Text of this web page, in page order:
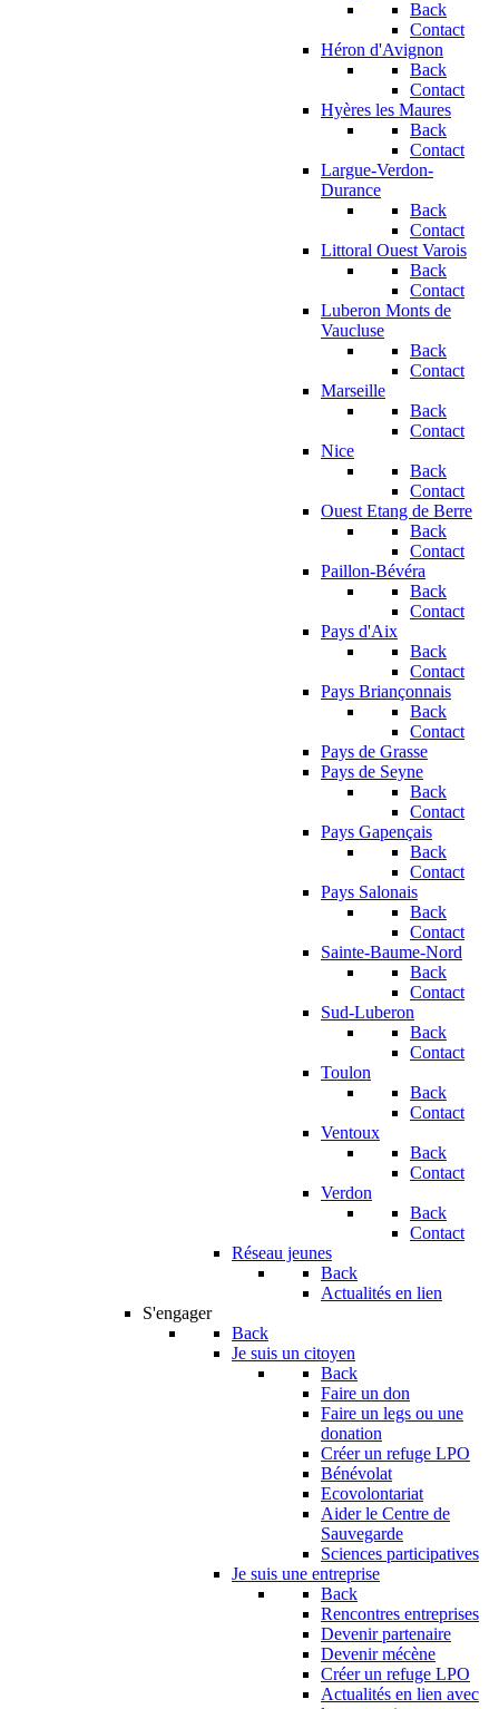
Back
Contact
Héron d'Avignon
Back
Contact
Hyères les Maures
Back
Contact
Largue-Verdon-
Durance
Back
Contact
Littoral Ouest Varois
Back
Contact
Luberon Monts de
Vaucluse
Back
Contact
Marseille
Back
Contact
Nice
Back
Contact
Ouest Etang de Berre
Back
Contact
Paillon-Bévéra
Back
Contact
Pays d'Aix
Back
Contact
Pays Briançonnais
Back
Contact
Pays de Grasse
Pays de Seyne
Back
Contact
Pays Gapençais
Back
Contact
Pays Salonais
Back
Contact
Sainte-Baume-Nord
Back
Contact
Sud-Luberon
Back
Contact
Toulon
Back
Contact
Ventoux
Back
Contact
Verdon
Back
Contact
Réseau jeunes
Back
Actualités en lien
S'engager
Back
Je suis un citoyen
Back
Faire un don
Faire un legs ou une
donation
Créer un refuge LPO
Bénévolat
Ecovolontariat
Aider le Centre de
Sauvegarde
Sciences participatives
Je suis une entreprise
Back
Rencontres entreprises
Devenir partenaire
Devenir mécène
Créer un refuge LPO
Actualités en lien avec